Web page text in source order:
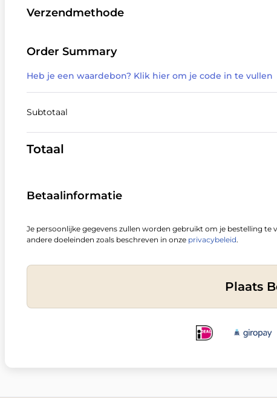
Verzendmethode
Order Summary
Heb je een waardebon? Klik hier om je code in te vullen
Subtotaal
Totaal
Betaalinformatie
Je persoonlijke gegevens zullen worden gebruikt om je bestelling
andere doeleinden zoals beschreven in onze privacybeleid.
Plaats